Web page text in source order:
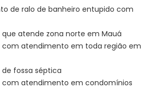
de ralo de banheiro entupido com
atende zona norte em Mauá
com atendimento em toda região em
fossa séptica
com atendimento em condomínios